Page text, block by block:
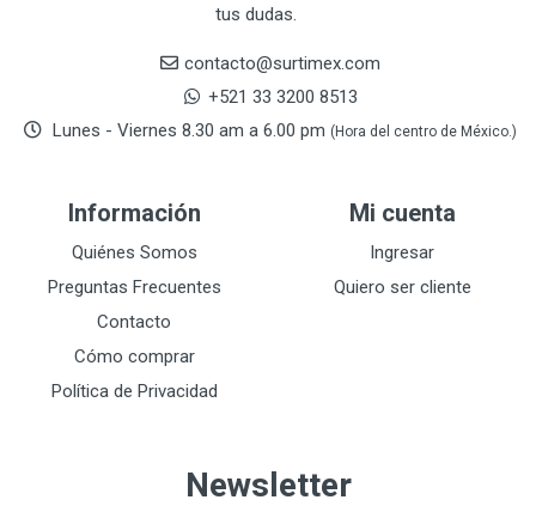
DEWALT ACCESORIOS
DEWALT HTA.MANUAL
DREMEL
E-Z WELD
EATON (COOPER-HARROW HARD)
EATON ROYER
tus dudas.
contacto@surtimex.com
+521 33 3200 8513
Lunes - Viernes 8.30 am a 6.00 pm (Hora del centro de México.)
Información
Quiénes Somos
Preguntas Frecuentes
Contacto
Cómo comprar
Política de Privacidad
Mi cuenta
Ingresar
Quiero ser cliente
Newsletter